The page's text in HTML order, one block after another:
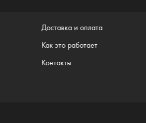
Доставка и оплата
Как это работает
Контакты